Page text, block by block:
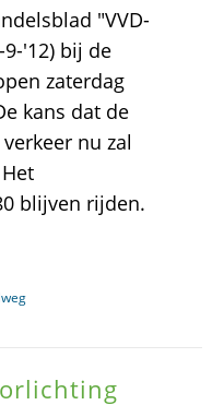
"VVD-
'12) bij de
zaterdag
kans dat de
nu zal
blijven rijden.